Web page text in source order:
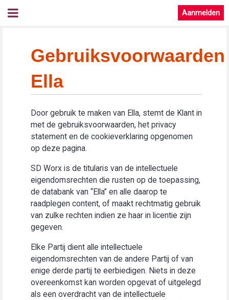
Aanmelden
Gebruiksvoorwaarden
Ella
Door gebruik te maken van Ella, stemt de Klant in
met de gebruiksvoorwaarden, het privacy
statement en de cookieverklaring opgenomen
op deze pagina.
SD Worx is de titularis van de intellectuele
eigendomsrechten die rusten op de toepassing,
de databank van “Ella” en alle daarop te
raadplegen content, of maakt rechtmatig gebruik
van zulke rechten indien ze haar in licentie zijn
gegeven.
Elke Partij dient alle intellectuele
eigendomsrechten van de andere Partij of van
enige derde partij te eerbiedigen. Niets in deze
overeenkomst kan worden opgevat of uitgelegd
als een overdracht van de intellectuele